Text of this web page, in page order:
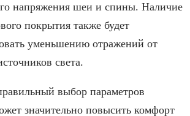
напряжения шеи и спины. Наличие
покрытия также будет
уменьшению отражений от
света.
выбор параметров
значительно повысить комфорт